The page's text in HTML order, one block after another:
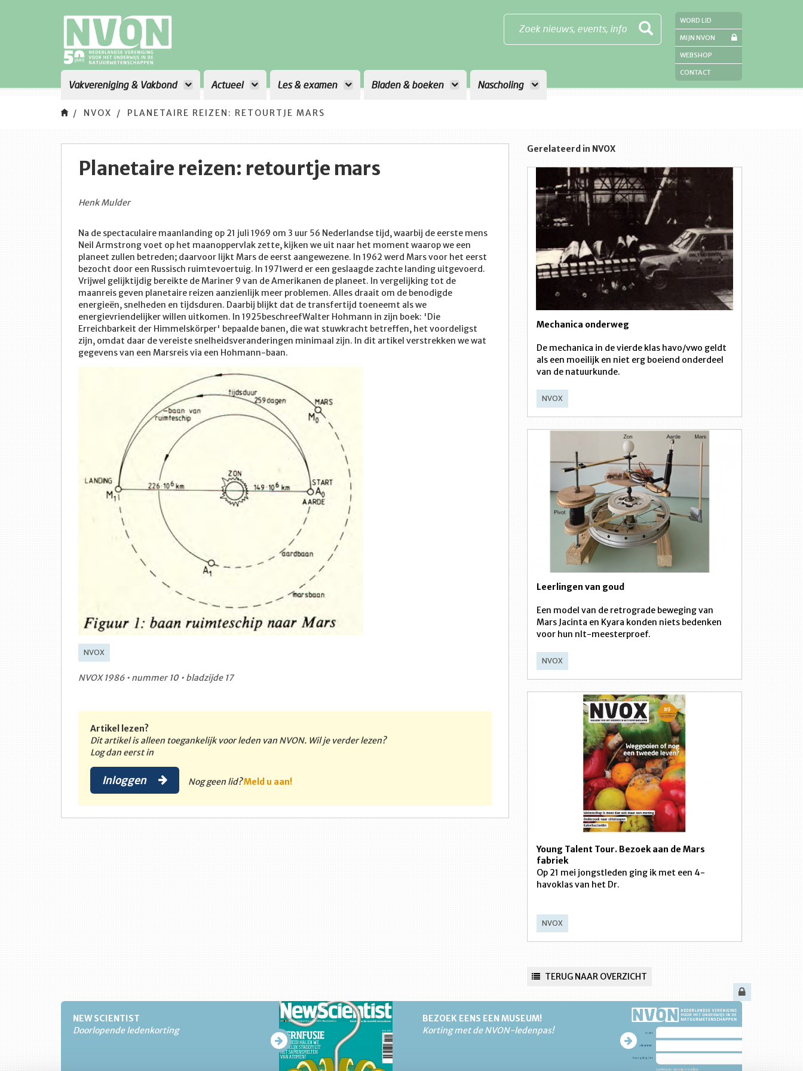
Zoek nieuws, events, info
Vakvereniging & Vakbond Actueel Les & examen Bladen & boeken Nascholing
WORD LID
MIJN NVON
WEBSHOP
CONTACT
NVOX PLANETAIRE REIZEN: RETOURTJE MARS
Planetaire reizen: retourtje mars
Henk Mulder
Na de spectaculaire maanlanding op 21 juli 1969 om 3 uur 56 Nederlandse tijd, waarbij de eerste mens
Neil Armstrong voet op het maanoppervlak zette, kijken we uit naar het moment waarop we een
planeet zullen betreden; daarvoor lijkt Mars de eerst aangewezene. In 1962 werd Mars voor het eerst
bezocht door een Russisch ruimtevoertuig. In 1971werd er een geslaagde zachte landing uitgevoerd.
Vrijwel gelijktijdig bereikte de Mariner 9 van de Amerikanen de planeet. In vergelijking tot de
maanreis geven planetaire reizen aanzienlijk meer problemen. Alles draait om de benodigde
energieën, snelheden en tijdsduren. Daarbij blijkt dat de transfertijd toeneemt als we
energievriendelijker willen uitkomen. In 1925beschreefWalter Hohmann in zijn boek: 'Die
Erreichbarkeit der Himmelskörper' bepaalde banen, die wat stuwkracht betreffen, het voordeligst
zijn, omdat daar de vereiste snelheidsveranderingen minimaal zijn. In dit artikel verstrekken we wat
gegevens van een Marsreis via een Hohmann-baan.
NVOX
NVOX 1986 • nummer 10 • bladzijde 17
Artikel lezen?
Dit artikel is alleen toegankelijk voor leden van NVON. Wil je verder lezen?
Log dan eerst in
Inloggen Nog geen lid?Meld u aan!
Gerelateerd in NVOX
Mechanica onderweg
De mechanica in de vierde klas havo/vwo geldt
als een moeilijk en niet erg boeiend onderdeel
van de natuurkunde.
NVOX
Leerlingen van goud
Een model van de retrograde beweging van
Mars Jacinta en Kyara konden niets bedenken
voor hun nlt-meesterproef.
NVOX
Young Talent Tour. Bezoek aan de Mars
fabriek
Op 21 mei jongstleden ging ik met een 4-
havoklas van het Dr.
NVOX
TERUG NAAR OVERZICHT
NEW SCIENTIST
Doorlopende ledenkorting
BEZOEK EENS EEN MUSEUM!
Korting met de NVON-ledenpas!